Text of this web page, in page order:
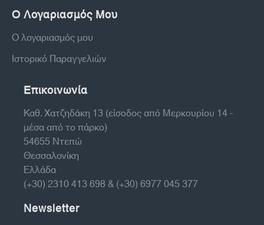
Ο Λογαριασμός Μου
Ο λογαριασμός μου
Ιστορικό Παραγγελιών
Επικοινωνία
Καθ. Χατζηδάκη 13 (είσοδος από Μερκουρίου 14 -
μέσα από το πάρκο)
54655 Ντεπώ
Θεσσαλονίκη
Ελλάδα
(+30) 2310 413 698 & (+30) 6977 045 377
Newsletter